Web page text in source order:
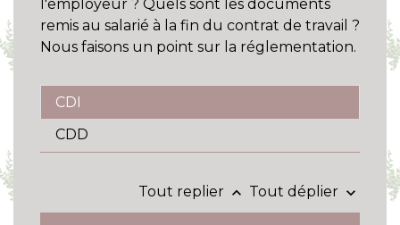
l'employeur ? Quels sont les documents
remis au salarié à la fin du contrat de travail ?
Nous faisons un point sur la réglementation.
CDI
CDD
Tout replier keyboard_arrow_up Tout déplier keyboard_arrow_down